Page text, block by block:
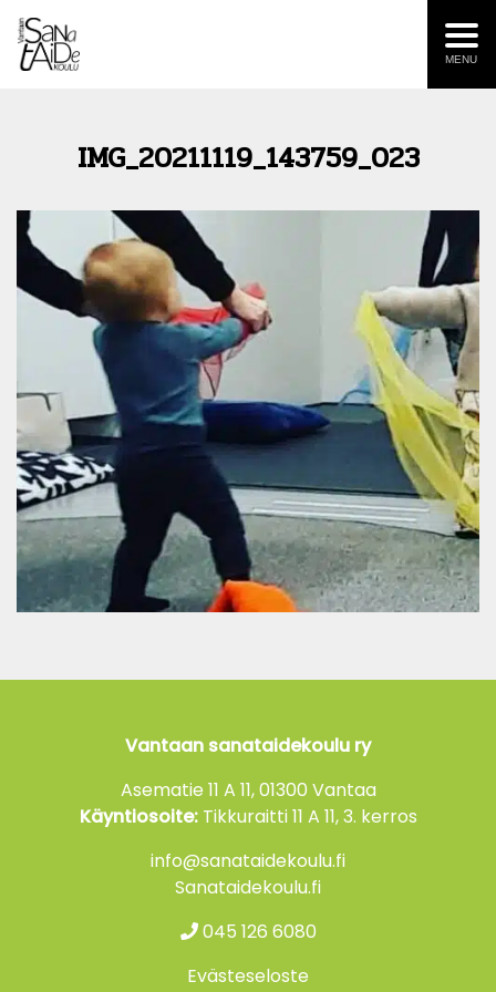
MENU
IMG_20211119_143759_023
Vantaan sanataidekoulu ry
Asematie 11 A 11, 01300 Vantaa
Käyntiosoite:Tikkuraitti 11 A 11, 3. kerros
info@sanataidekoulu.fi
Sanataidekoulu.fi
045 126 6080
Evästeseloste